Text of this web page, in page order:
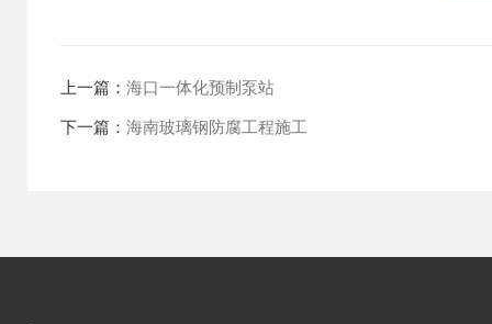
上一篇： 海口一体化预制泵站
下一篇： 海南玻璃钢防腐工程施工